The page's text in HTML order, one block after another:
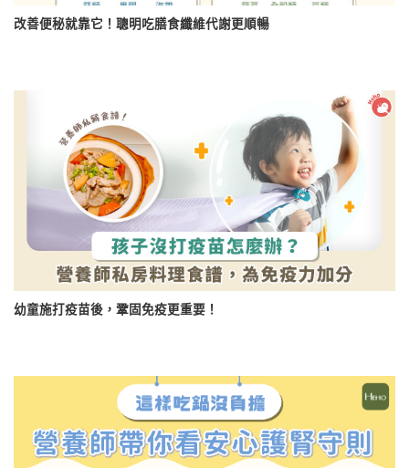
改善便秘就靠它！聰明吃膳食纖維代謝更順暢
幼童施打疫苗後，鞏固免疫更重要！